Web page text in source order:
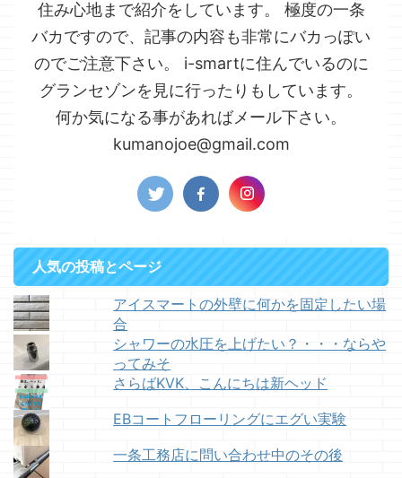
住み心地まで紹介をしています。 極度の一条
バカですので、記事の内容も非常にバカっぽい
のでご注意下さい。 i-smartに住んでいるのに
グランセゾンを見に行ったりもしています。
何か気になる事があればメール下さい。
kumanojoe@gmail.com
人気の投稿とページ
アイスマートの外壁に何かを固定したい場
合
シャワーの水圧を上げたい？・・・ならや
ってみそ
さらばKVK、こんにちは新ヘッド
EBコートフローリングにエグい実験
一条工務店に問い合わせ中のその後